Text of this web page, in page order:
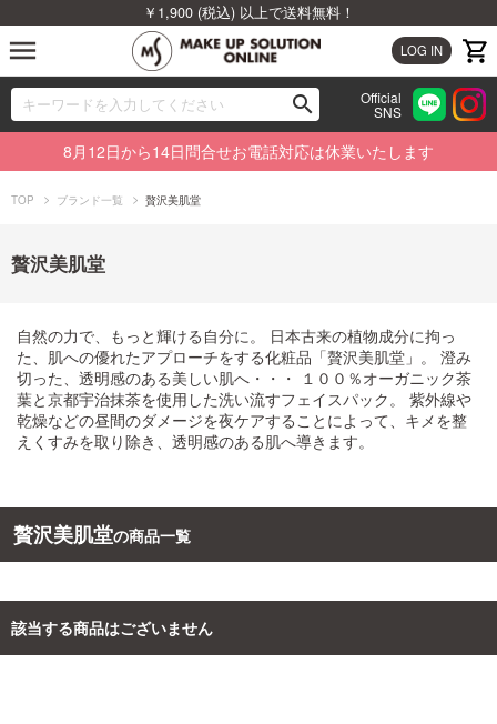
￥1,900 (税込) 以上で送料無料！
LOG IN
menu
search
00
Official
SNS
ブランドから探す
カテゴリから探す
特集から探す
ビューティジャーナルから探す
ご利用ガイド
お問い合わせ
8月12日から14日問合せお電話対応は休業いたします
TOP ブランド一覧 贅沢美肌堂
贅沢美肌堂
自然の力で、もっと輝ける自分に。 日本古来の植物成分に拘っ
た、肌への優れたアプローチをする化粧品「贅沢美肌堂」。 澄み
切った、透明感のある美しい肌へ・・・ １００％オーガニック茶
葉と京都宇治抹茶を使用した洗い流すフェイスパック。 紫外線や
乾燥などの昼間のダメージを夜ケアすることによって、キメを整
えくすみを取り除き、透明感のある肌へ導きます。
贅沢美肌堂の商品一覧
該当する商品はございません